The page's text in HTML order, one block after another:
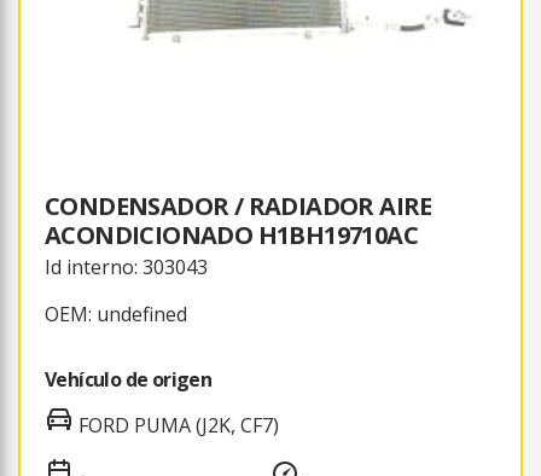
CONDENSADOR / RADIADOR AIRE
ACONDICIONADO H1BH19710AC
Id interno: 303043
OEM: undefined
Vehículo de origen
FORD PUMA (J2K, CF7)